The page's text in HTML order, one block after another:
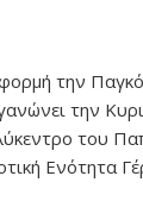
την
την
του
Ενότητα